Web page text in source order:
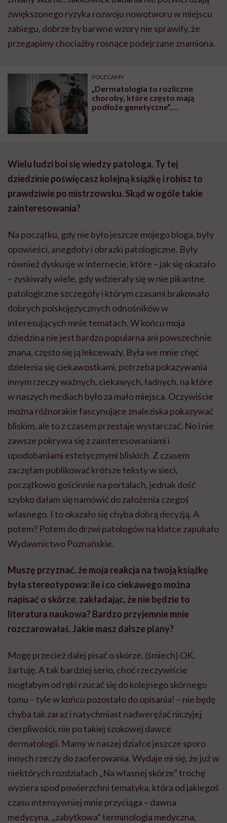
zwiększonego ryzyka rozwoju nowotworu w miejscu
zabiegu, dobrze by barwne wzory nie sprawiły, że
przegapimy chociażby rosnące podejrzane znamiona.
POLECAMY
„Dermatologia to rozliczne
choroby, które często mają
podłoże genetyczne”.
Wielu ludzi boi się wiedzy patologa. Ty tej
dziedzinie poświęcasz kolejną książkę i robisz to
prawdziwie po mistrzowsku. Skąd w ogóle takie
zainteresowania?
Na początku, gdy nie było jeszcze mojego bloga, były
opowieści, anegdoty i obrazki patologiczne. Były
również dyskusje w internecie, które – jak się okazało
– zyskiwały wiele, gdy wdzierały się w nie pikantne
patologiczne szczegóły i którym czasami brakowało
dobrych polskojęzycznych odnośników w
interesujących mnie tematach. W końcu moja
dziedzina nie jest bardzo popularna ani powszechnie
znana, często się ją lekceważy. Była we mnie chęć
dzielenia się ciekawostkami, potrzeba pokazywania
innym rzeczy ważnych, ciekawych, ładnych, na które
w naszych mediach było za mało miejsca. Oczywiście
można różnorakie fascynujące znaleziska pokazywać
bliskim, ale to z czasem przestaje wystarczać. No i nie
zawsze pokrywa się z zainteresowaniami i
upodobaniami estetycznymi bliskich. Z czasem
zaczęłam publikować krótsze teksty w sieci,
początkowo gościnnie na portalach, jednak dość
szybko dałam się namówić do założenia czegoś
własnego. I to okazało się chyba dobrą decyzją. A
potem? Potem do drzwi patologów na klatce zapukało
Wydawnictwo Poznańskie.
Muszę przyznać, że moja reakcja na twoją książkę
była stereotypowa: ile i co ciekawego można
napisać o skórze, zakładając, że nie będzie to
literatura naukowa? Bardzo przyjemnie mnie
rozczarowałaś. Jakie masz dalsze plany?
Mogę przecież dalej pisać o skórze. (śmiech) OK,
żartuję. A tak bardziej serio, choć rzeczywiście
mogłabym od ręki rzucać się do kolejnego skórnego
tomu – tyle w końcu pozostało do opisania! – nie będę
chyba tak zaraz i natychmiast nadwerężać niczyjej
cierpliwości, nie po takiej szokowej dawce
dermatologii. Mamy w naszej działce jeszcze sporo
innych rzeczy do zaoferowania. Wydaje mi się, że już w
niektórych rozdziałach „Na własnej skórze” trochę
wyziera spod powierzchni tematyka, która od jakiegoś
czasu intensywniej mnie przyciąga – dawna
medycyna, „zabytkowa” terminologia medyczna,